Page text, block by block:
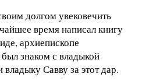
долгом увековечить
время написал книгу
архиепископе
знаком с владыкой
Савву за этот дар.